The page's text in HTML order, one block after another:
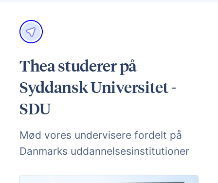
Thea studerer på
Syddansk Universitet -
SDU
Mød vores undervisere fordelt på
Danmarks uddannelsesinstitutioner